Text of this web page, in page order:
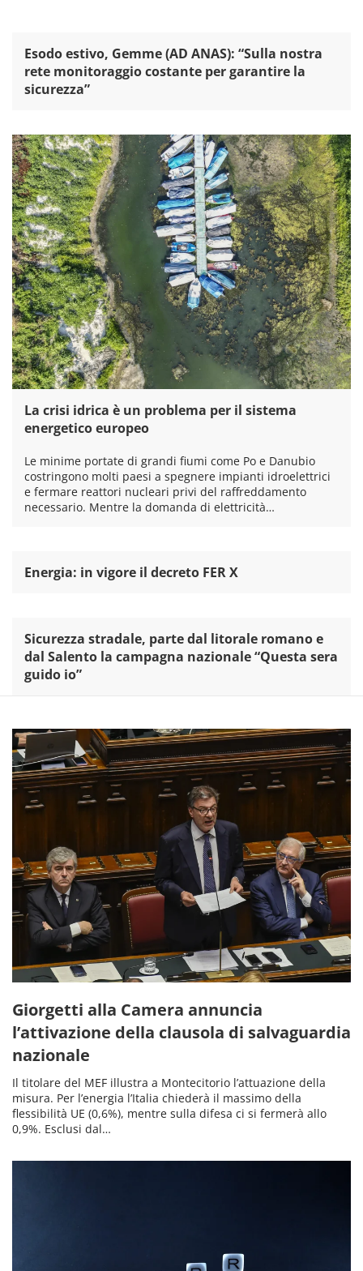
Esodo estivo, Gemme (AD ANAS): “Sulla nostra
rete monitoraggio costante per garantire la
sicurezza”
La crisi idrica è un problema per il sistema
energetico europeo
Le minime portate di grandi fiumi come Po e Danubio
costringono molti paesi a spegnere impianti idroelettrici
e fermare reattori nucleari privi del raffreddamento
necessario. Mentre la domanda di elettricità…
Energia: in vigore il decreto FER X
Sicurezza stradale, parte dal litorale romano e
dal Salento la campagna nazionale “Questa sera
guido io”
Giorgetti alla Camera annuncia
l’attivazione della clausola di salvaguardia
nazionale
Il titolare del MEF illustra a Montecitorio l’attuazione della
misura. Per l’energia l’Italia chiederà il massimo della
flessibilità UE (0,6%), mentre sulla difesa ci si fermerà allo
0,9%. Esclusi dal…